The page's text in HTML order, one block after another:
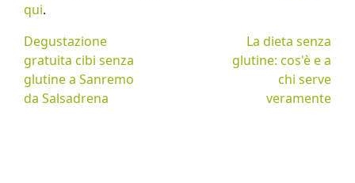
qui.
Degustazione
gratuita cibi senza
glutine a Sanremo
da Salsadrena
La dieta senza
glutine: cos'è e a
chi serve
veramente